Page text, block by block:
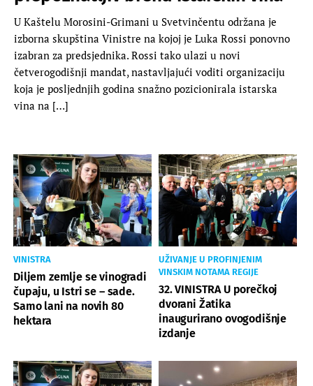
U Kaštelu Morosini-Grimani u Svetvinčentu održana je
izborna skupština Vinistre na kojoj je Luka Rossi ponovno
izabran za predsjednika. Rossi tako ulazi u novi
četverogodišnji mandat, nastavljajući voditi organizaciju
koja je posljednjih godina snažno pozicionirala istarska
vina na […]
VINISTRA
Diljem zemlje se vinogradi
čupaju, u Istri se – sade.
Samo lani na novih 80
hektara
UŽIVANJE U PROFINJENIM
VINSKIM NOTAMA REGIJE
32. VINISTRA U porečkoj
dvorani Žatika
inaugurirano ovogodišnje
izdanje